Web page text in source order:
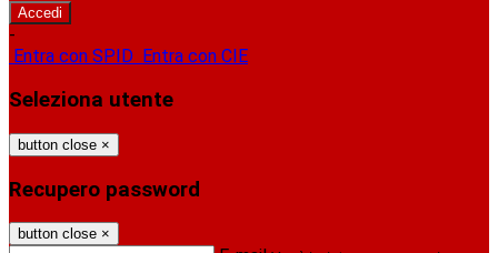
-
Entra con SPID Entra con CIE
Seleziona utente
button close ×
Recupero password
button close ×